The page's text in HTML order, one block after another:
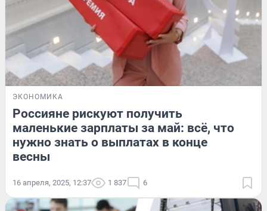
ЭКОНОМИКА
Россияне рискуют получить
маленькие зарплаты за май: всё, что
нужно знать о выплатах в конце
весны
16 апреля, 2025, 12:37 1 837 6